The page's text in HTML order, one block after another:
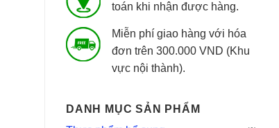
toán khi nhận được hàng.
Miễn phí giao hàng với hóa
đơn trên 300.000 VND (Khu
vực nội thành).
DANH MỤC SẢN PHẨM